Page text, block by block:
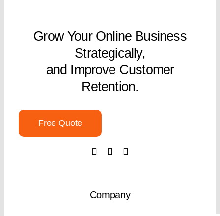
Grow Your Online Business
Strategically,
and Improve Customer
Retention.
Free Quote
Company